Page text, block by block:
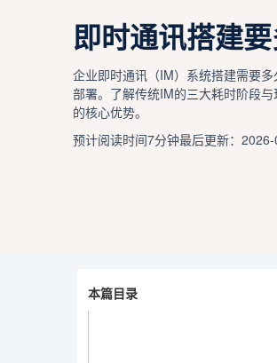
即时通讯搭建
企业即时通讯（IM）系统搭建需要
部署。了解传统IM的三大耗时阶段
的核心优势。
预计阅读时间7分钟最后更新：
本篇目录